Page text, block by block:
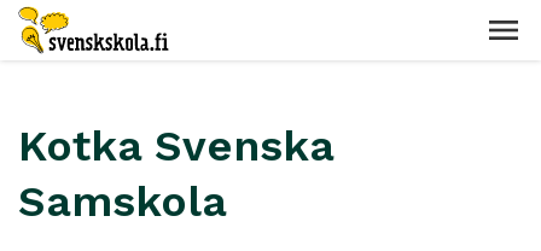
Kotka Svenska
Samskola